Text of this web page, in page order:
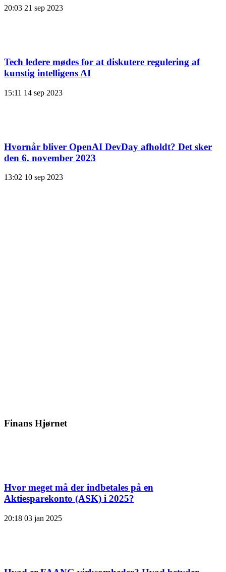
20:03 21 sep 2023
Tech ledere mødes for at diskutere regulering af
kunstig intelligens AI
15:11 14 sep 2023
Hvornår bliver OpenAI DevDay afholdt? Det sker
den 6. november 2023
13:02 10 sep 2023
Finans Hjørnet
Hvor meget må der indbetales på en
Aktiesparekonto (ASK) i 2025?
20:18 03 jan 2025